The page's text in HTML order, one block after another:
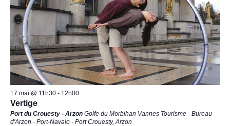
17 mai @ 11h30- 12h00
Vertige
Port du Crouesty - Arzon Golfe du Morbihan Vannes Tourisme - Bureau
d'Arzon - Port-Navalo - Port Crouesty, Arzon